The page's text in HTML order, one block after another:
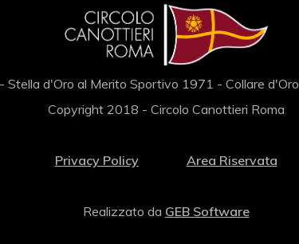
Stella d'Oro al Merito Sportivo 1971 - Collare
Copyright 2018 - Circolo Canottieri Roma
Privacy Policy Area Riservata
Realizzato da GEB Software